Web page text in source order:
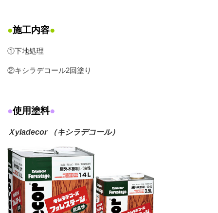
●施工内容●
①下地処理
②キシラデコール2回塗り
●使用塗料●
Ｘyladecor （キシラデコール）